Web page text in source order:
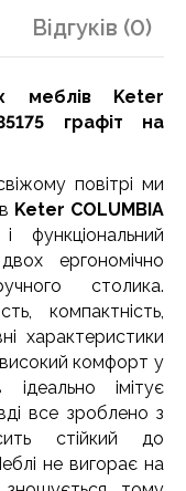
Відгуків (0)
меблів Keter
графіт на
повітрі ми
Keter COLUMBIA
ергономічно
столика.
компактність,
характеристики
комфорт у
ідеально імітує
все зроблено з
стійкий до
не вигорає на